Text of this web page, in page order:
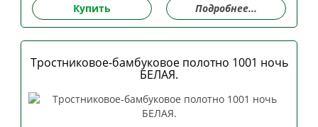
Купить
Подробнее...
Тростниковое-бамбуковое полотно 1001 ночь
БЕЛАЯ.